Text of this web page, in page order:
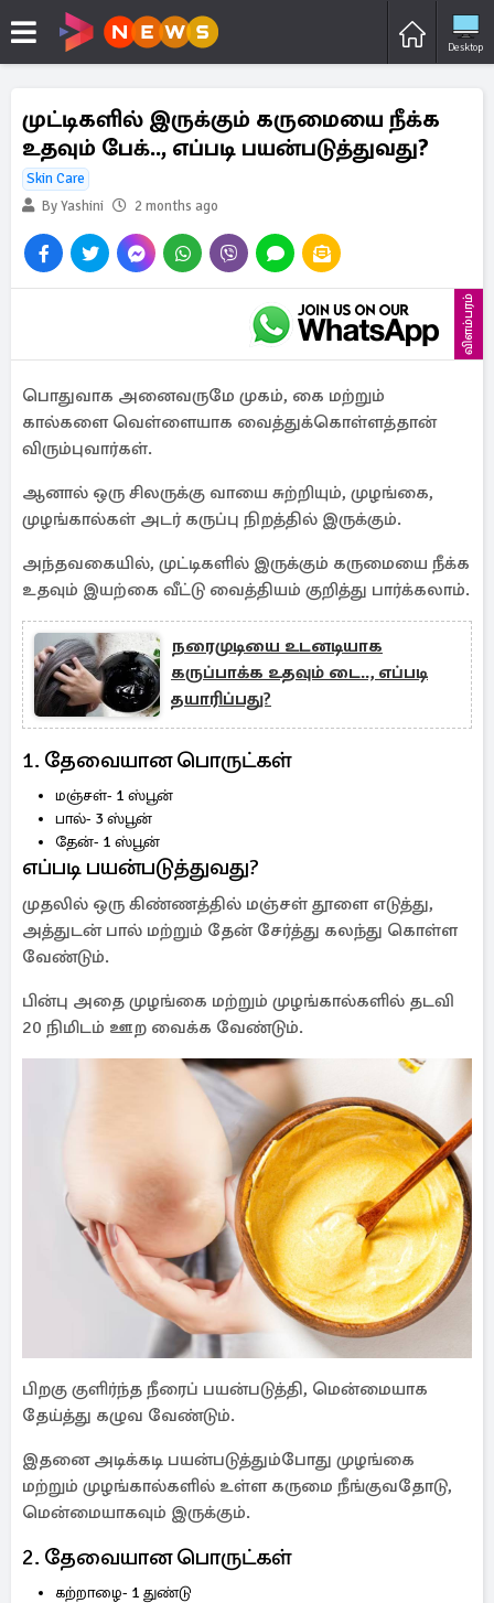
Desktop
முட்டிகளில் இருக்கும் கருமையை நீக்க
உதவும் பேக்.., எப்படி பயன்படுத்துவது?
Skin Care
By Yashini
2 months ago
விளம்பரம்
பொதுவாக அனைவருமே முகம், கை மற்றும்
கால்களை வெள்ளையாக வைத்துக்கொள்ளத்தான்
விரும்புவார்கள்.
ஆனால் ஒரு சிலருக்கு வாயை சுற்றியும், முழங்கை,
முழங்கால்கள் அடர் கருப்பு நிறத்தில் இருக்கும்.
அந்தவகையில், முட்டிகளில் இருக்கும் கருமையை நீக்க
உதவும் இயற்கை வீட்டு வைத்தியம் குறித்து பார்க்கலாம்.
நரைமுடியை உடனடியாக
கருப்பாக்க உதவும் டை.., எப்படி
தயாரிப்பது?
1. தேவையான பொருட்கள்
மஞ்சள்- 1 ஸ்பூன்
பால்- 3 ஸ்பூன்
தேன்- 1 ஸ்பூன்
எப்படி பயன்படுத்துவது?
முதலில் ஒரு கிண்ணத்தில் மஞ்சள் தூளை எடுத்து,
அத்துடன் பால் மற்றும் தேன் சேர்த்து கலந்து கொள்ள
வேண்டும்.
பின்பு அதை முழங்கை மற்றும் முழங்கால்களில் தடவி
20 நிமிடம் ஊற வைக்க வேண்டும்.
பிறகு குளிர்ந்த நீரைப் பயன்படுத்தி, மென்மையாக
தேய்த்து கழுவ வேண்டும்.
இதனை அடிக்கடி பயன்படுத்தும்போது முழங்கை
மற்றும் முழங்கால்களில் உள்ள கருமை நீங்குவதோடு,
மென்மையாகவும் இருக்கும்.
2. தேவையான பொருட்கள்
கற்றாழை- 1 துண்டு